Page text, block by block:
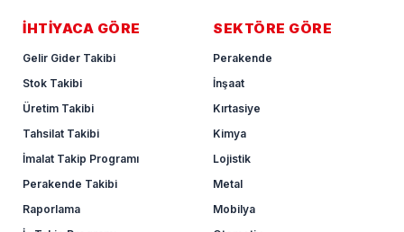
İHTİYACA GÖRE
Gelir Gider Takibi
Stok Takibi
Üretim Takibi
Tahsilat Takibi
İmalat Takip Programı
Perakende Takibi
Raporlama
SEKTÖRE GÖRE
Perakende
İnşaat
Kırtasiye
Kimya
Lojistik
Metal
Mobilya